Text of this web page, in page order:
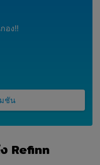
อง!!
ชัน
Refinn